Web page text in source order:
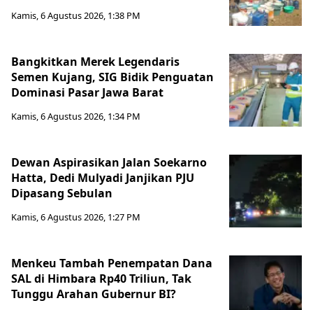
Kamis, 6 Agustus 2026, 1:38 PM
Bangkitkan Merek Legendaris
Semen Kujang, SIG Bidik Penguatan
Dominasi Pasar Jawa Barat
Kamis, 6 Agustus 2026, 1:34 PM
Dewan Aspirasikan Jalan Soekarno
Hatta, Dedi Mulyadi Janjikan PJU
Dipasang Sebulan
Kamis, 6 Agustus 2026, 1:27 PM
Menkeu Tambah Penempatan Dana
SAL di Himbara Rp40 Triliun, Tak
Tunggu Arahan Gubernur BI?